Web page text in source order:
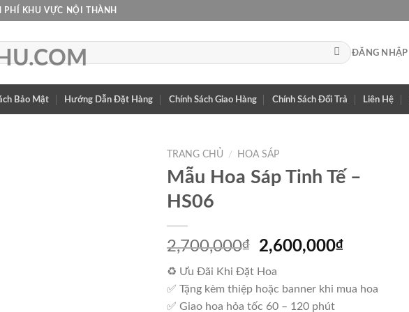
KHU VỰC NỘI THÀNH
ĐĂNG NHẬP
Bảo Mật Hướng Dẫn Đặt Hàng Chính Sách Giao Hàng Chính Sách Đổi Trả Liên Hệ
TRANG CHỦ / HOA SÁP
Mẫu Hoa Sáp Tinh Tế –
HS06
2,700,000₫
Giá
là:
2,700,000₫.
2,600,000₫Giá
là:
♻ Ưu Đãi Khi Đặt Hoa
✅ Tặng kèm thiệp hoặc banner khi mua hoa
✅ Giao hoa hỏa tốc 60 – 120 phút